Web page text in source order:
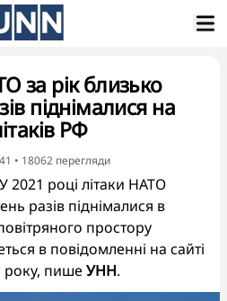
за рік близько
піднімалися на
РФ
• 18062 перегляди
У 2021 році літаки НАТО
разів піднімалися в
простору
в повідомленні на сайті
року, пише УНН.